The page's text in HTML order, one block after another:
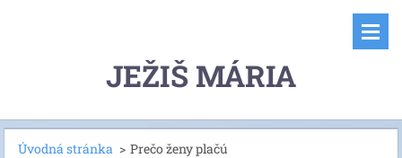
JEŽIŠ MÁRIA
Úvodná stránka > Prečo ženy plačú